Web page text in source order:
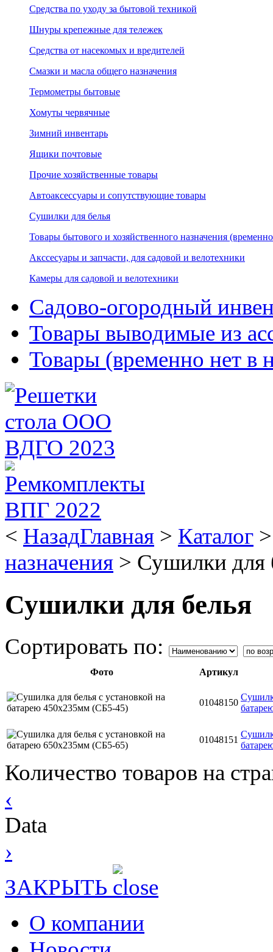
Средства по уходу за бытовой техникой
Шнуры крепежные для тележек
Средства от насекомых и вредителей
Смазки и масла общего назначения
Термометры бытовые
Хомуты червячные
Зимний инвентарь
Ящики почтовые
Прочие хозяйственные товары
Автоаксессуары и сопутствующие товары
Сушилки для белья
Товары бытового и хозяйственного назначения
Акссесуары и запчасти, для садовой и велотехники
Камеры для садовой и велотехники
Садово-огородный
Товары выводимые из
Товары (временно нет в
< НазадГлавная > Каталог
назначения > Сушилки для
Сушилки для белья
Сортировать по:
Фото Артикул
01048150
01048151
Количество товаров на
‹
Data
›
ЗАКРЫТЬ
О компании